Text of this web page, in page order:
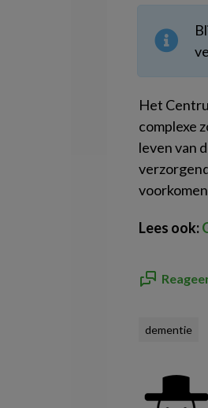
Het
complexe
leven van
Lees ook:
dementie